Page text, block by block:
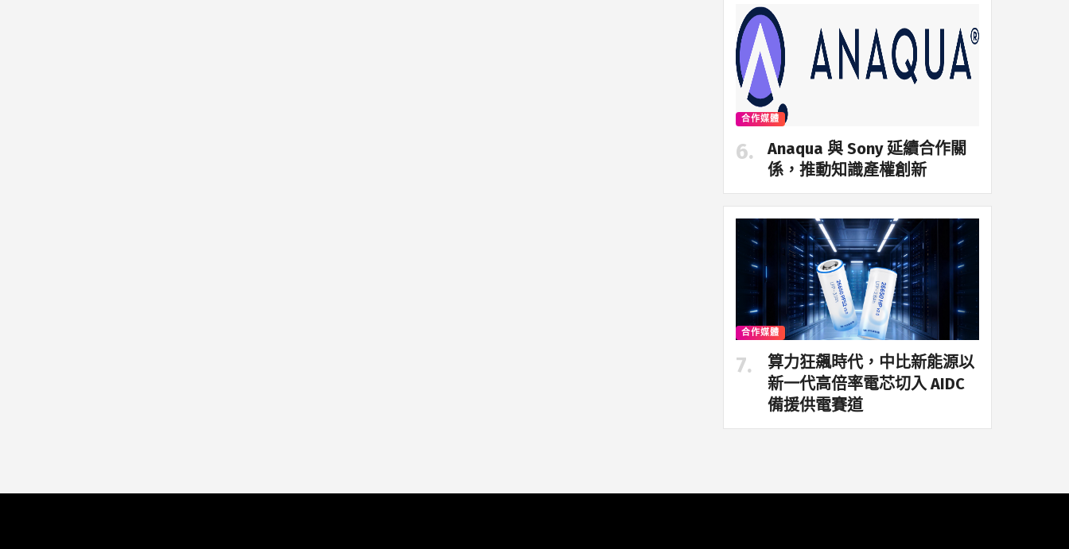
合作媒體
Anaqua 與 Sony 延續合作關
係，推動知識產權創新
合作媒體
算力狂飆時代，中比新能源以
新一代高倍率電芯切入 AIDC
備援供電賽道